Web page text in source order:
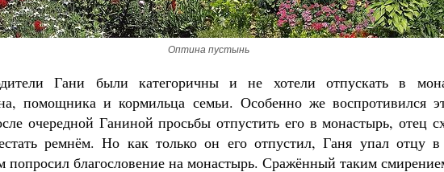
Оптина пустынь
Гани были категоричны и не хотели отпускать в
помощника и кормильца семьи. Особенно же воспротивился
очередной Ганиной просьбы отпустить его в монастырь, отец
ремнём. Но как только он его отпустил, Ганя упал отцу
попросил благословение на монастырь. Сражённый таким